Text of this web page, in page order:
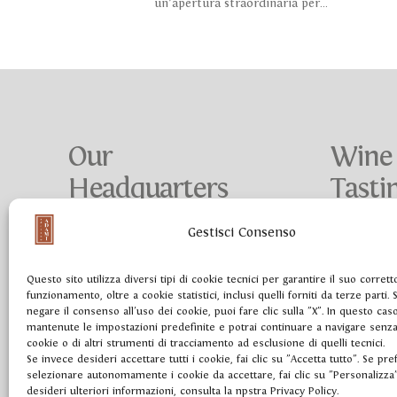
Gestisci Consenso
Questo sito utilizza diversi tipi di cookie tecnici per garantire il suo
funzionamento, oltre a cookie statistici, inclusi quelli forniti da terze parti.
negare il consenso all'uso dei cookie, puoi fare clic sulla "X". In questo
mantenute le impostazioni predefinite e potrai continuare a navigare
cookie o di altri strumenti di tracciamento ad esclusione di quelli tecnici.
Se invece desideri accettare tutti i cookie, fai clic su "Accetta tutto". Se
selezionare autonomamente i cookie da accettare, fai clic su
desideri ulteriori informazioni, consulta la npstra Privacy Policy.
un’apertura straordinaria per...
Our
Headquarters
Via rovede, 27
31020 Colbertaldo di Vidor (TV)
info@adamiprosecco.it
+39 0423 982110
Tue - Sat
Via
31020
+39 0423
+39 320
BOOK